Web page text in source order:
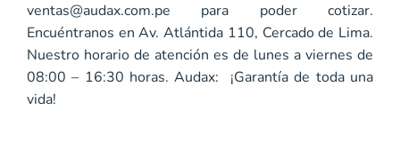
ventas@audax.com.pe para poder cotizar.
Encuéntranos en Av. Atlántida 110, Cercado de Lima.
Nuestro horario de atención es de lunes a viernes de
08:00 – 16:30 horas. Audax: ¡Garantía de toda una
vida!